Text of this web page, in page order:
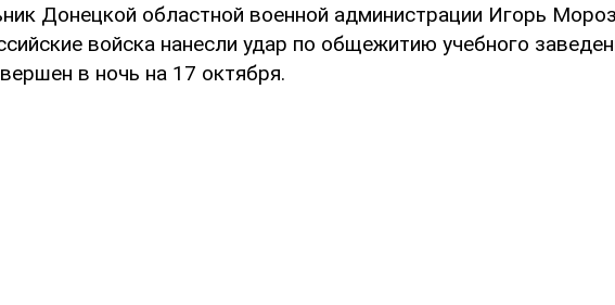
Донецкой областной военной администрации Игорь Мороз
войска нанесли удар по общежитию учебного
в ночь на 17 октября.